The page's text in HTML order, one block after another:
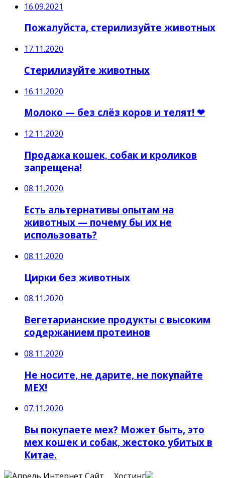
16.09.2021
Пожалуйста, стерилизуйте животных
17.11.2020
Стерилизуйте животных
16.11.2020
Молоко — без слёз коров и телят! ❤
12.11.2020
Продажа кошек, собак и кроликов
запрещена!
08.11.2020
Есть альтернативы опытам на
животных — почему бы их не
использовать?
08.11.2020
Цирки без животных
08.11.2020
Вегетарианские продукты с высоким
содержанием протеинов
08.11.2020
Не носите, не дарите, не покупайте
МЕХ!
07.11.2020
Вы покупаете мех? Может быть, это
мех кошек и собак, жестоко убитых в
Китае.